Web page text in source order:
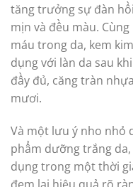
tăng trưởng sự đàn
mịn và đều màu.
máu trong da, kem
dụng với làn da sau
đầy đủ, căng tràn
mươi.
Và một lưu ý nho nhỏ
phẩm dưỡng trắng
dụng trong một thời